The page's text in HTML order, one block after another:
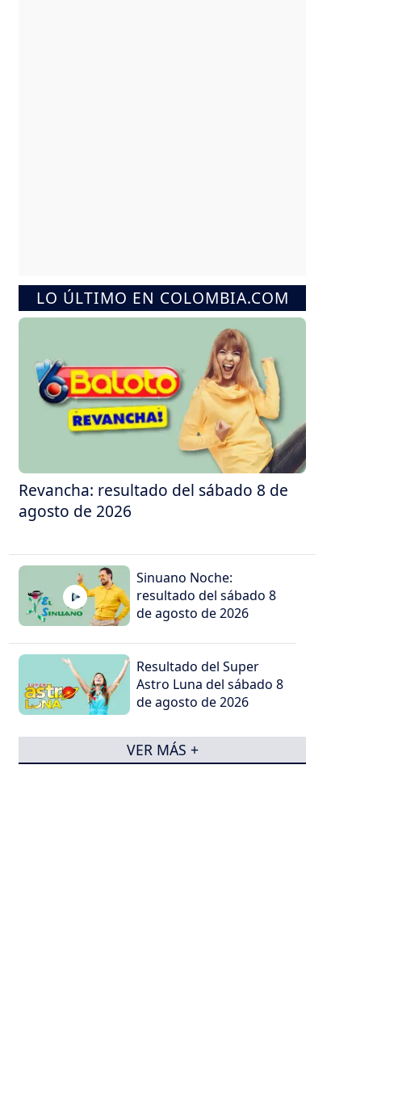
LO ÚLTIMO EN COLOMBIA.COM
Revancha: resultado del sábado 8 de
agosto de 2026
Sinuano Noche:
resultado del sábado 8
de agosto de 2026
Resultado del Super
Astro Luna del sábado 8
de agosto de 2026
VER MÁS +